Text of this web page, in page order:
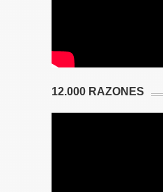
12.000 RAZONES